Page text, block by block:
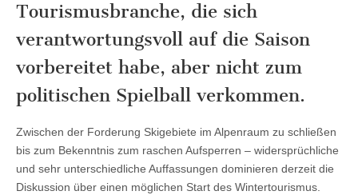
Tourismusbranche, die sich
verantwortungsvoll auf die Saison
vorbereitet habe, aber nicht zum
politischen Spielball verkommen.
Zwischen der Forderung Skigebiete im Alpenraum zu schließen
bis zum Bekenntnis zum raschen Aufsperren – widersprüchliche
und sehr unterschiedliche Auffassungen dominieren derzeit die
Diskussion über einen möglichen Start des Wintertourismus.